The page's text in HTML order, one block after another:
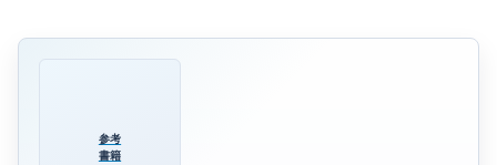
参考
書籍